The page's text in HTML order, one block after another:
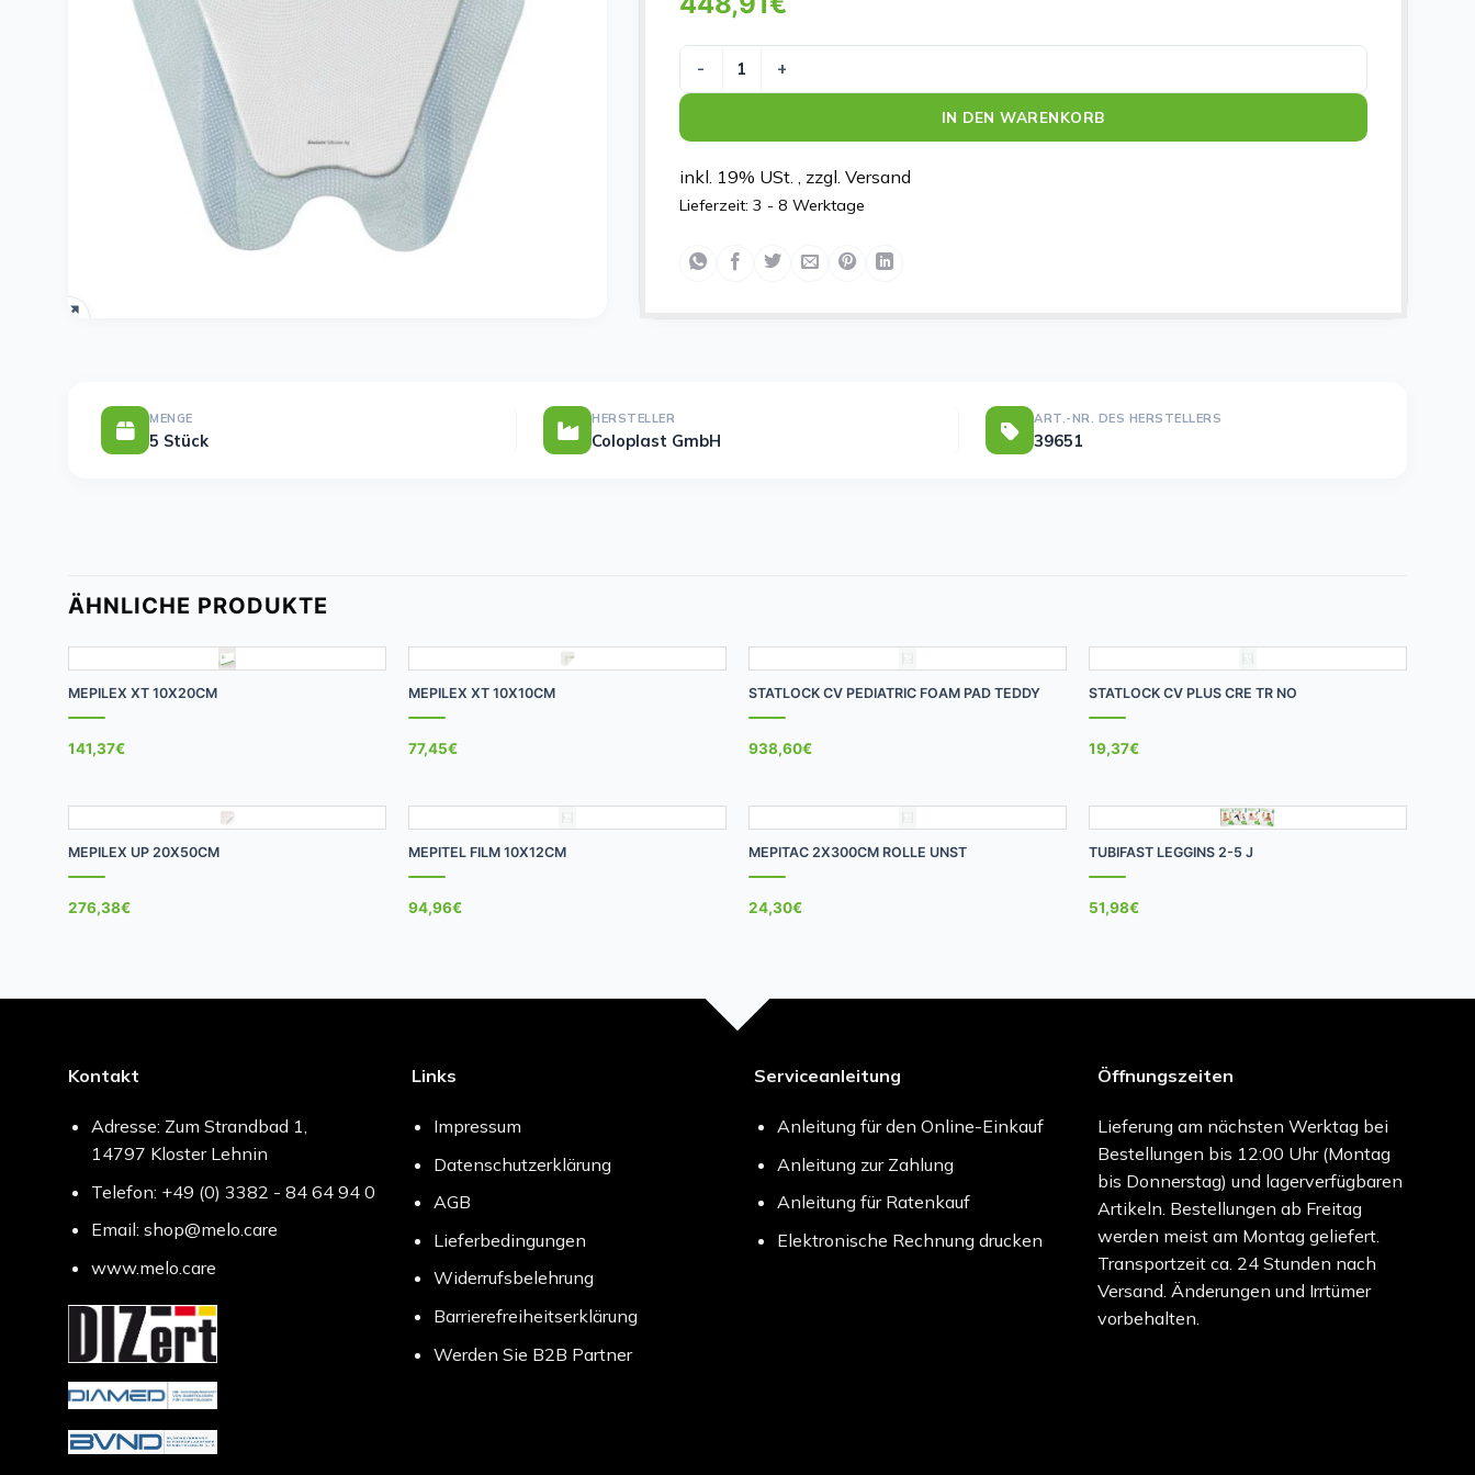
BIATAIN SIL AG SAK G 25X25 Menge
IN DEN WARENKORB
inkl. 19% USt. , zzgl. Versand
Lieferzeit: 3 - 8 Werktage
MENGE
5 Stück
HERSTELLER
Coloplast GmbH
ART.-NR. DES HERSTELLERS
39651
ÄHNLICHE PRODUKTE
MEPILEX XT 10X20CM
141,37€
MEPILEX XT 10X10CM
77,45€
STATLOCK CV PEDIATRIC FOAM PAD TEDDY
938,60€
STATLOCK CV PLUS CRE TR NO
19,37€
MEPILEX UP 20X50CM
276,38€
MEPITEL FILM 10X12CM
94,96€
MEPITAC 2X300CM ROLLE UNST
24,30€
TUBIFAST LEGGINS 2-5 J
51,98€
Kontakt
Adresse: Zum Strandbad 1,
14797 Kloster Lehnin
Telefon: +49 (0) 3382 - 84 64 94 0
Email: shop@melo.care
www.melo.care
Links
Impressum
Datenschutzerklärung
AGB
Lieferbedingungen
Widerrufsbelehrung
Barrierefreiheitserklärung
Werden Sie B2B Partner
Serviceanleitung
Anleitung für den Online-Einkauf
Anleitung zur Zahlung
Anleitung für Ratenkauf
Elektronische Rechnung drucken
Öffnungszeiten
Lieferung am nächsten Werktag bei
Bestellungen bis 12:00 Uhr (Montag
bis Donnerstag) und lagerverfügbaren
Artikeln. Bestellungen ab Freitag
werden meist am Montag geliefert.
Transportzeit ca. 24 Stunden nach
Versand. Änderungen und Irrtümer
vorbehalten.